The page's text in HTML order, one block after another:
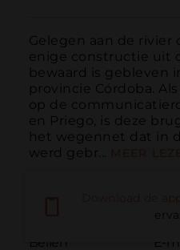
Gelegen aan de rivier
enige constructie uit
bewaard is gebleven
provincie Córdoba.
op de
en Priego, is deze
het wegennet dat in
werd gebr...
Bellen E-